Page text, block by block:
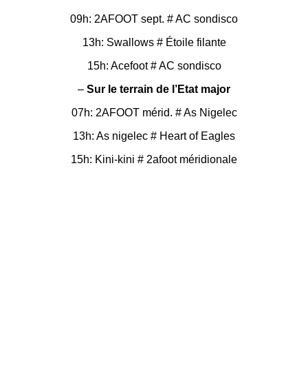
09h: 2AFOOT sept. # AC sondisco
13h: Swallows # Étoile filante
15h: Acefoot # AC sondisco
– Sur le terrain de l’Etat major
07h: 2AFOOT mérid. # As Nigelec
13h: As nigelec # Heart of Eagles
15h: Kini-kini # 2afoot méridionale